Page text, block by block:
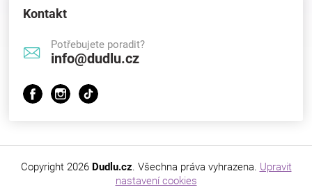
Kontakt
Potřebujete poradit?
info@dudlu.cz
Copyright 2026 Dudlu.cz. Všechna práva vyhrazena. Upravit
nastavení cookies